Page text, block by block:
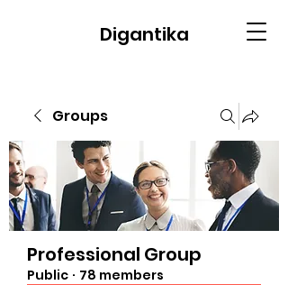
Digantika
Groups
Professional Group
Public · 78 members